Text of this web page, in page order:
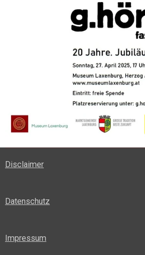
Disclaimer
Datenschutz
Impressum